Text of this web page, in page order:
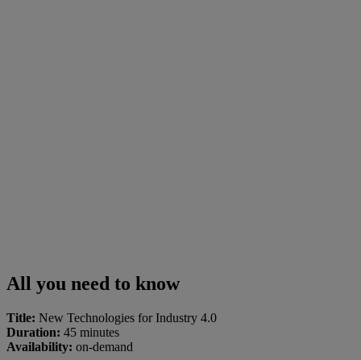
All you need to know
Title: New Technologies for Industry 4.0
Duration: 45 minutes
Availability: on-demand